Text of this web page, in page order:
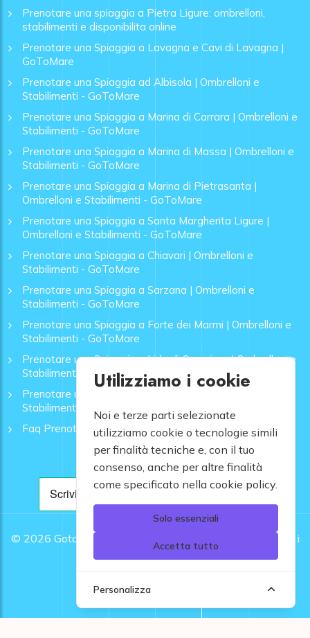
Prenotare una spiaggia a Pietra Ligure: ombrelloni,
stabilimenti e disponibilita online
Prenotare una Spiaggia a Lavagna e Cavi di Lavagna |
GoToMare
Prenotare una Spiaggia ad Albisola | Ombrelloni e
Stabilimenti - GoToMare
Prenotare una Spiaggia a Marina di Carrara | Ombrelloni e
Stabilimenti - GoToMare
Prenotare una Spiaggia a Marina di Massa | Ombrelloni e
Stabilimenti - GoToMare
Prenotare una Spiaggia a Marina di Pietrasanta |
Ombrelloni e Stabilimenti - GoToMare
Prenotare una Spiaggia a Santa Margherita Ligure |
Ombrelloni e Stabilimenti - GoToMare
Prenotare una Spiaggia a Chiavari | Ombrelloni e
Stabilimenti - GoToMare
Prenotare una Spiaggia a Sarzana | Ombrelloni e
Stabilimenti - GoToMare
Prenotare una Spiaggia a Forte dei Marmi | Ombrelloni e
Stabilimenti - GoToMare
Prenotare una Spiaggia a Lido di Camaiore | Ombrelloni e
Stabilimenti - GoToMare
Prenotare una Spiaggia a Rapallo | Ombrelloni e
Stabilimenti - GoToMare
Faq Prenotazione Spiagge
© 2026 Gotomare srl - Partita IVA 12948810960 .
Tutti i
diritti riservati.
Utilizziamo i cookie
Noi e terze parti selezionate
utilizziamo cookie o tecnologie simili
per finalità tecniche e, con il tuo
consenso, anche per altre finalità
come specificato nella cookie policy.
Solo essenziali
Accetta tutto
Personalizza